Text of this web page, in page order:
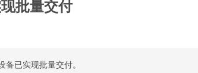
批量交付
已实现批量交付。